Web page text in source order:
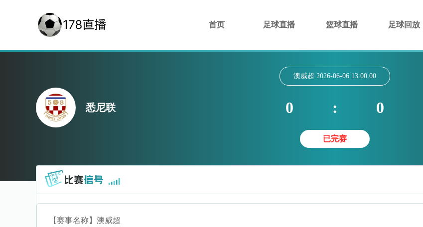
首页 足球直播 篮球直播 足球回放
悉尼联
澳威超 2026-06-06 13:00:00
0 : 0
已完赛
【赛事名称】 澳威超